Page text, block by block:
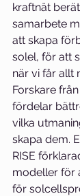
kraftnät
samarbete
att skapa
solel, för att
när vi får allt
Forskare
fördelar
vilka
skapa dem.
RISE
modeller för
för